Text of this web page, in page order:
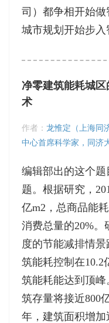
司）都争相开始
城市规划开始步入
净零建筑能耗城
术
作者： 龙惟定（上海同
中心首席科学家，同济
编辑部出的这个
题。根据研究，
亿m2，总商品能
消费总量的20%。
度的节能减排情
筑能耗控制在10.2
筑能耗能达到顶峰
筑存量将接近800
年，建筑面积增加